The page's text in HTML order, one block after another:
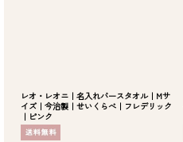
レオ・レオニ｜名入れバースタオル｜Mサ
イズ｜今治製｜せいくらべ｜フレデリック
｜ピンク